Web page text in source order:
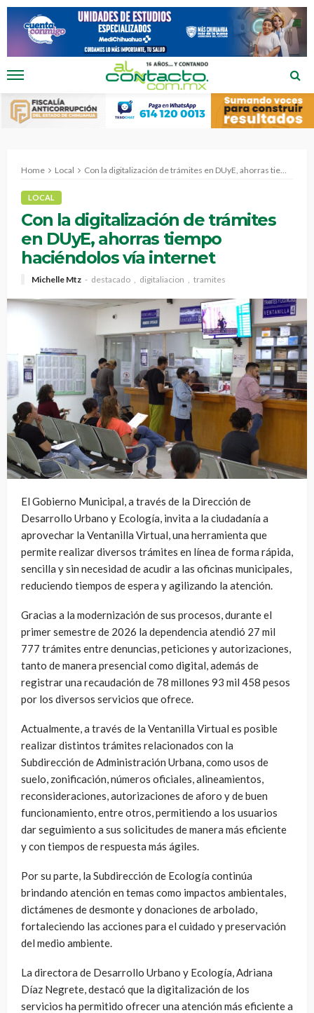
Home Local Con la digitalización de trámites en DUyE, ahorras tiempo haciéndolos vía internet
LOCAL
Con la digitalización de trámites
en DUyE, ahorras tiempo
haciéndolos vía internet
Michelle Mtz destacado digitaliacion tramites
El Gobierno Municipal, a través de la Dirección de
Desarrollo Urbano y Ecología, invita a la ciudadanía a
aprovechar la Ventanilla Virtual, una herramienta que
permite realizar diversos trámites en línea de forma rápida,
sencilla y sin necesidad de acudir a las oficinas municipales,
reduciendo tiempos de espera y agilizando la atención.
Gracias a la modernización de sus procesos, durante el
primer semestre de 2026 la dependencia atendió 27 mil
777 trámites entre denuncias, peticiones y autorizaciones,
tanto de manera presencial como digital, además de
registrar una recaudación de 78 millones 93 mil 458 pesos
por los diversos servicios que ofrece.
Actualmente, a través de la Ventanilla Virtual es posible
realizar distintos trámites relacionados con la
Subdirección de Administración Urbana, como usos de
suelo, zonificación, números oficiales, alineamientos,
reconsideraciones, autorizaciones de aforo y de buen
funcionamiento, entre otros, permitiendo a los usuarios
dar seguimiento a sus solicitudes de manera más eficiente
y con tiempos de respuesta más ágiles.
Por su parte, la Subdirección de Ecología continúa
brindando atención en temas como impactos ambientales,
dictámenes de desmonte y donaciones de arbolado,
fortaleciendo las acciones para el cuidado y preservación
del medio ambiente.
La directora de Desarrollo Urbano y Ecología, Adriana
Díaz Negrete, destacó que la digitalización de los
servicios ha permitido ofrecer una atención más eficiente a